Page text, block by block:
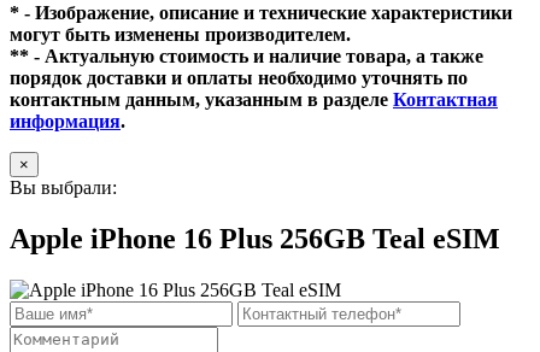
* - Изображение, описание и технические характеристики
могут быть изменены производителем.
** - Актуальную стоимость и наличие товара, а также
порядок доставки и оплаты необходимо уточнять по
контактным данным, указанным в разделе Контактная
информация.
×
Вы выбрали:
Apple iPhone 16 Plus 256GB Teal eSIM